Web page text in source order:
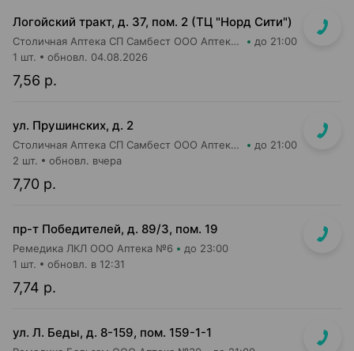
Логойский тракт, д. 37, пом. 2 (ТЦ "Норд Сити")
Столичная Аптека СП Самбест ООО Аптека №9 до 21:00
7,56 р.
1 шт. обновл. 04.08.2026
ул. Прушинских, д. 2
Столичная Аптека СП Самбест ООО Аптека №17 до 21:00
7,70 р.
2 шт. обновл. вчера
пр-т Победителей, д. 89/3, пом. 19
Ремедика ЛКЛ ООО Аптека №6 до 23:00
7,74 р.
1 шт. обновл. в 12:31
ул. Л. Беды, д. 8-159, пом. 159-1-1